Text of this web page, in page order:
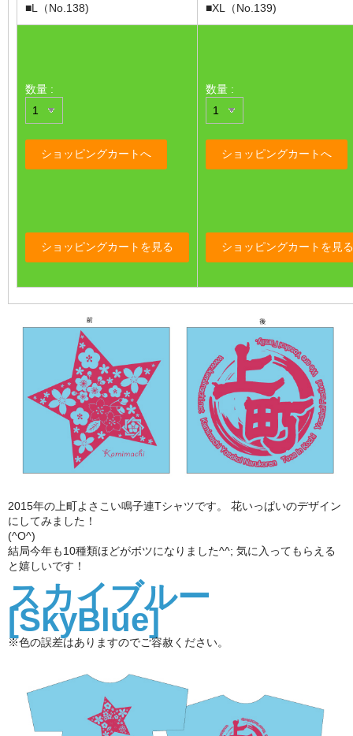
■L（No.138) ■XL（No.139)
数量 : 数量 :
2015年の上町よさこい鳴子連Tシャツです。 花いっぱいのデザイン
にしてみました！
(^O^)
結局今年も10種類ほどがボツになりました^^; 気に入ってもらえる
と嬉しいです！
スカイブルー
[SkyBlue]
※色の誤差はありますのでご容赦ください。